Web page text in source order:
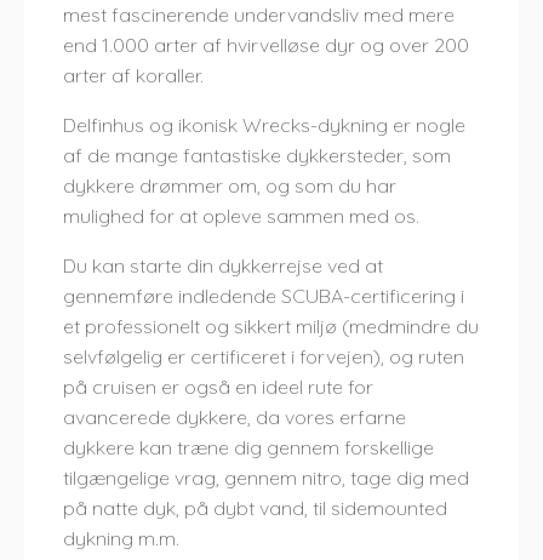
mest fascinerende undervandsliv med mere
end 1.000 arter af hvirvelløse dyr og over 200
arter af koraller.
Delfinhus og ikonisk Wrecks-dykning er nogle
af de mange fantastiske dykkersteder, som
dykkere drømmer om, og som du har
mulighed for at opleve sammen med os.
Du kan starte din dykkerrejse ved at
gennemføre indledende SCUBA-certificering i
et professionelt og sikkert miljø (medmindre du
selvfølgelig er certificeret i forvejen), og ruten
på cruisen er også en ideel rute for
avancerede dykkere, da vores erfarne
dykkere kan træne dig gennem forskellige
tilgængelige vrag, gennem nitro, tage dig med
på natte dyk, på dybt vand, til sidemounted
dykning m.m.